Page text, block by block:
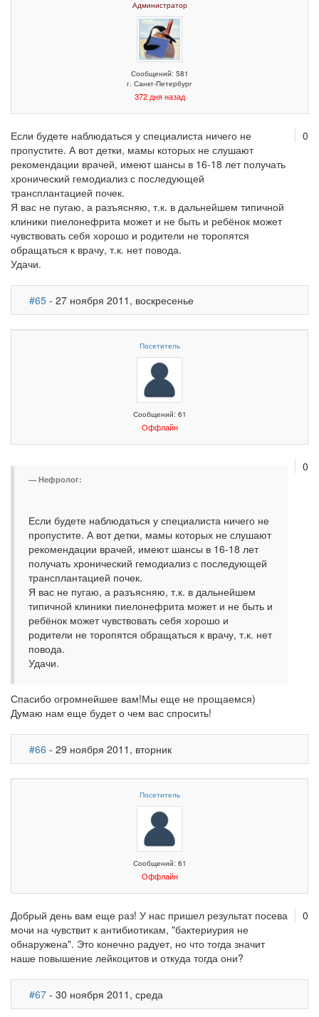
Администратор
Сообщений: 581
г. Санкт-Петербург
372 дня назад
0
Если будете наблюдаться у специалиста ничего не
пропустите. А вот детки, мамы которых не слушают
рекомендации врачей, имеют шансы в 16-18 лет получать
хронический гемодиализ с последующей
трансплантацией почек.
Я вас не пугаю, а разъясняю, т.к. в дальнейшем типичной
клиники пиелонефрита может и не быть и ребёнок может
чувствовать себя хорошо и родители не торопятся
обращаться к врачу, т.к. нет повода.
Удачи.
#65 - 27 ноября 2011, воскресенье
Посетитель
Сообщений: 61
Оффлайн
0
Нефролог:
Если будете наблюдаться у специалиста ничего не
пропустите. А вот детки, мамы которых не слушают
рекомендации врачей, имеют шансы в 16-18 лет
получать хронический гемодиализ с последующей
трансплантацией почек.
Я вас не пугаю, а разъясняю, т.к. в дальнейшем
типичной клиники пиелонефрита может и не быть и
ребёнок может чувствовать себя хорошо и
родители не торопятся обращаться к врачу, т.к. нет
повода.
Удачи.
Спасибо огромнейшее вам!Мы еще не прощаемся)
Думаю нам еще будет о чем вас спросить!
#66 - 29 ноября 2011, вторник
Посетитель
Сообщений: 61
Оффлайн
0
Добрый день вам еще раз! У нас пришел результат посева
мочи на чувствит к антибиотикам, "бактериурия не
обнаружена". Это конечно радует, но что тогда значит
наше повышение лейкоцитов и откуда тогда они?
#67 - 30 ноября 2011, среда